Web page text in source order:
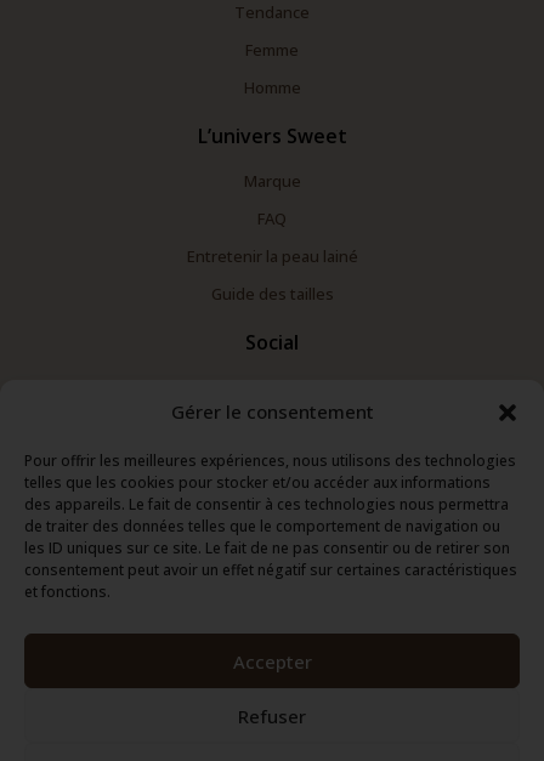
Gérer le consentement
Pour offrir les meilleures expériences, nous utilisons des technologies
telles que les cookies pour stocker et/ou accéder aux informations
des appareils. Le fait de consentir à ces technologies nous permettra
de traiter des données telles que le comportement de navigation ou
les ID uniques sur ce site. Le fait de ne pas consentir ou de retirer son
consentement peut avoir un effet négatif sur certaines caractéristiques
et fonctions.
Accepter
Refuser
Tendance
Femme
Homme
L’univers Sweet
Marque
FAQ
Entretenir la peau lainé
Guide des tailles
Social
Facebook
Pinterest
Linkedin
TikTok
Contact
Mentions légales
CGV